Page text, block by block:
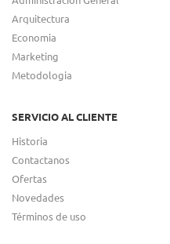
Arquitectura
Economia
Marketing
Metodologia
SERVICIO AL CLIENTE
Historia
Contactanos
Ofertas
Novedades
Términos de uso